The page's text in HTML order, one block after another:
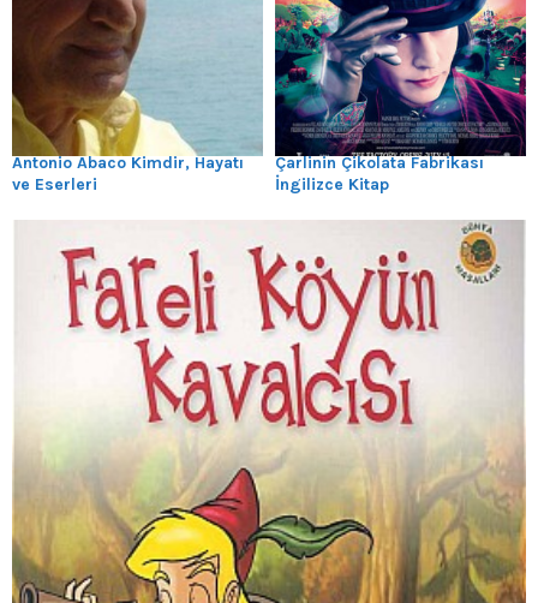
Antonio Abaco Kimdir, Hayatı
ve Eserleri
Çarlinin Çikolata Fabrikası
İngilizce Kitap